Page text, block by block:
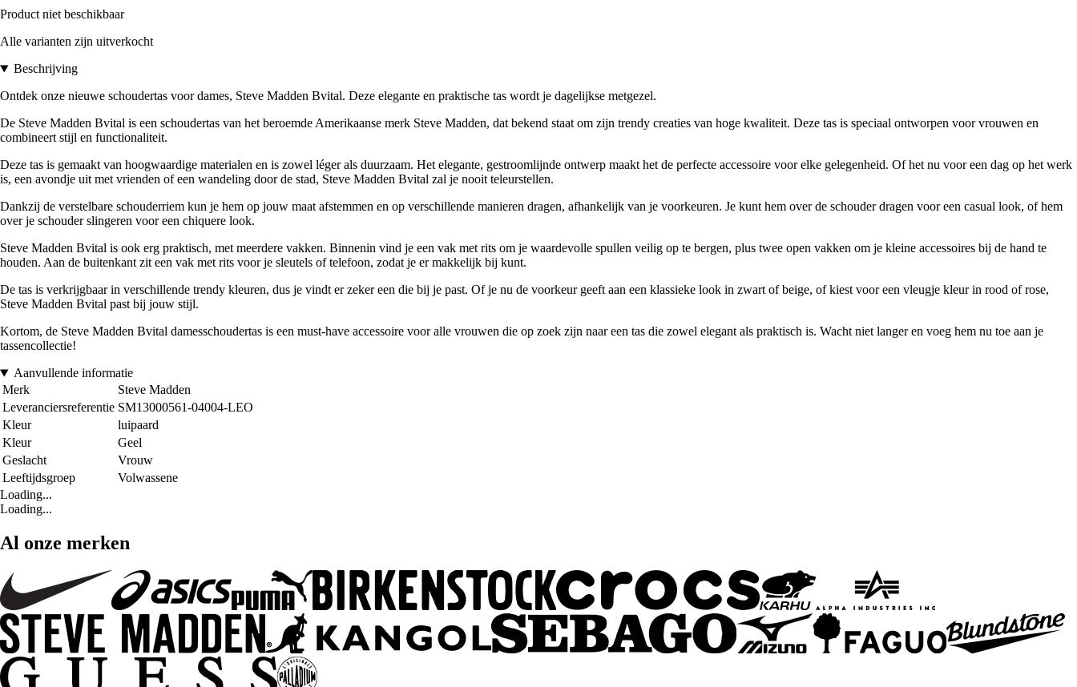
Product niet beschikbaar
Alle varianten zijn uitverkocht
Beschrijving
Ontdek onze nieuwe schoudertas voor dames, Steve Madden Bvital. Deze elegante en praktische tas wordt je dagelijkse metgezel.
De Steve Madden Bvital is een schoudertas van het beroemde Amerikaanse merk Steve Madden, dat bekend staat om zijn trendy creaties van hoge kwaliteit. Deze tas is speciaal ontworpen voor vrouwen en
combineert stijl en functionaliteit.
Deze tas is gemaakt van hoogwaardige materialen en is zowel léger als duurzaam. Het elegante, gestroomlijnde ontwerp maakt het de perfecte accessoire voor elke gelegenheid. Of het nu voor een dag op het werk
is, een avondje uit met vrienden of een wandeling door de stad, Steve Madden Bvital zal je nooit teleurstellen.
Dankzij de verstelbare schouderriem kun je hem op jouw maat afstemmen en op verschillende manieren dragen, afhankelijk van je voorkeuren. Je kunt hem over de schouder dragen voor een casual look, of hem
over je schouder slingeren voor een chiquere look.
Steve Madden Bvital is ook erg praktisch, met meerdere vakken. Binnenin vind je een vak met rits om je waardevolle spullen veilig op te bergen, plus twee open vakken om je kleine accessoires bij de hand te
houden. Aan de buitenkant zit een vak met rits voor je sleutels of telefoon, zodat je er makkelijk bij kunt.
De tas is verkrijgbaar in verschillende trendy kleuren, dus je vindt er zeker een die bij je past. Of je nu de voorkeur geeft aan een klassieke look in zwart of beige, of kiest voor een vleugje kleur in rood of rose,
Steve Madden Bvital past bij jouw stijl.
Kortom, de Steve Madden Bvital damesschoudertas is een must-have accessoire voor alle vrouwen die op zoek zijn naar een tas die zowel elegant als praktisch is. Wacht niet langer en voeg hem nu toe aan je
tassencollectie!
Aanvullende informatie
Merk
Steve Madden
Leveranciersreferentie SM13000561-04004-LEO
Kleur
luipaard
Kleur
Geel
Geslacht
Vrouw
Leeftijdsgroep
Volwassene
Loading...
Loading...
Al onze merken